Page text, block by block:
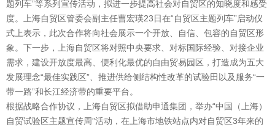
题列车”等系列宣传活动，拟进一步提高社会对自贸区的知晓度和感受
度。上海自贸区管委会副主任曹宏瑛23日在“自贸区主题列车”启动仪
式上表示，此次合作将向社会展示一个开放、自信、包容的自贸区形
象。下一步，上海自贸区将对照中央要求、对标国际经验、对接企业
需求，建设开放度最高、便利化最优的自由贸易园区，打造成为五大
发展理念“最佳实践区”、推进供给侧结构性改革的试验田以及服务“一
带一路”和长江经济带的重要平台。
根据战略合作协议，上海自贸区拟借助申通集团，举办“中国（上海）
自贸试验区主题宣传周”活动，在上海市地铁站点内对自贸区3年来的